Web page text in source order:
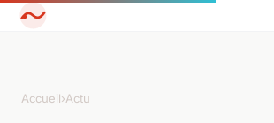
Accueil›Actu